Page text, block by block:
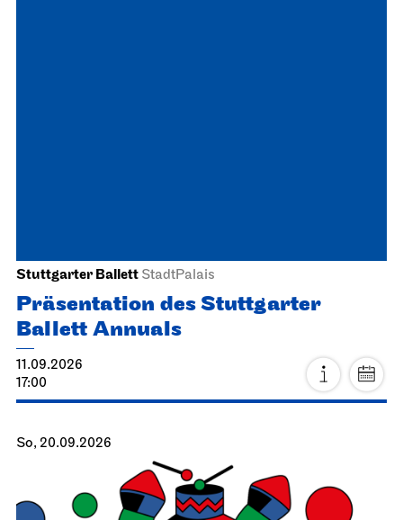
Stuttgarter Ballett StadtPalais
Präsentation des Stuttgarter
Ballett Annuals
11.09.2026
17:00
So, 20.09.2026